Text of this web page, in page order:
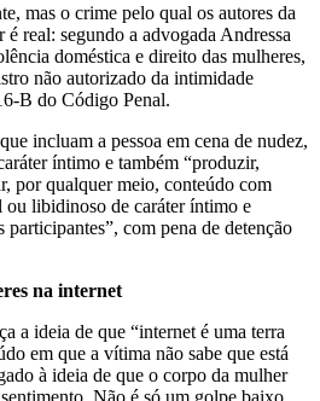
mas o crime pelo qual os autores da
real: segundo a advogada Andressa
doméstica e direito das mulheres,
não autorizado da intimidade
B do Código Penal.
incluam a pessoa em cena de nudez,
íntimo e também “produzir,
por qualquer meio, conteúdo com
ou libidinoso de caráter íntimo e
com pena de detenção
na internet
a ideia de que “internet é uma terra
em que a vítima não sabe que está
à ideia de que o corpo da mulher
Não é só um golpe baixo